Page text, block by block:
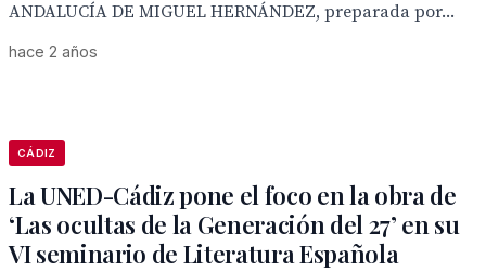
ANDALUCÍA DE MIGUEL HERNÁNDEZ, preparada por...
hace 2 años
CÁDIZ
La UNED-Cádiz pone el foco en la obra de
‘Las ocultas de la Generación del 27’ en su
VI seminario de Literatura Española